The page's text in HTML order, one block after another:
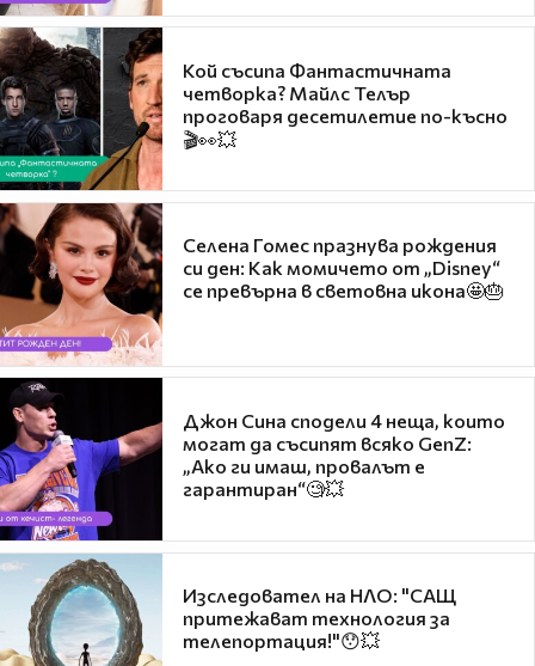
Кой съсипа Фантастичната
четворка? Майлс Телър
проговаря десетилетие по-късно
🎬👀💥
Селена Гомес празнува рождения
си ден: Как момичето от „Disney“
се превърна в световна икона🤩🎂
Джон Сина сподели 4 неща, които
могат да съсипят всяко GenZ:
„Ако ги имаш, провалът е
гарантиран“🧐💥
Изследовател на НЛО: "САЩ
притежават технология за
телепортация!"😯💥